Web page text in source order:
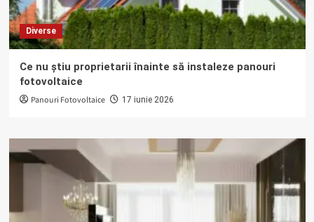
Diverse
Ce nu știu proprietarii înainte să instaleze panouri
fotovoltaice
Panouri Fotovoltaice 17 iunie 2026